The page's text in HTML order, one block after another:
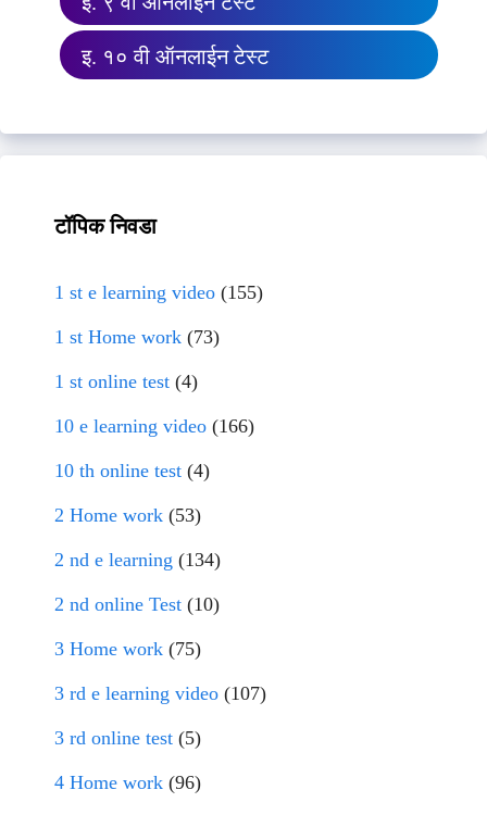
इ. १० वी ऑनलाईन टेस्ट
टॉपिक निवडा
1 st e learning video (155)
1 st Home work (73)
1 st online test (4)
10 e learning video (166)
10 th online test (4)
2 Home work (53)
2 nd e learning (134)
2 nd online Test (10)
3 Home work (75)
3 rd e learning video (107)
3 rd online test (5)
4 Home work (96)